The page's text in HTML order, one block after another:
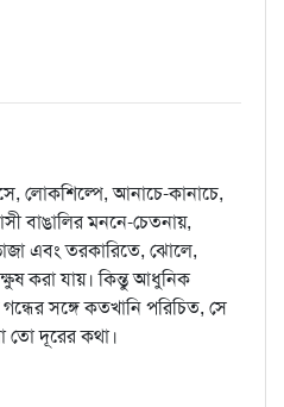
লোকশিল্পে, আনাচে-কানাচে,
বাঙালির মননে-চেতনায়,
এবং তরকারিতে, ঝোলে,
করা যায়। কিন্তু আধুনিক
সঙ্গে কতখানি পরিচিত, সে
তো দূরের কথা।